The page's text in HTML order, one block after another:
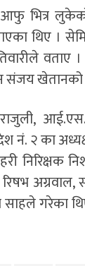
आफु भित्र
थिए ।
वताए
संजय
नं. २ का
रिषभ
साहले गरेका